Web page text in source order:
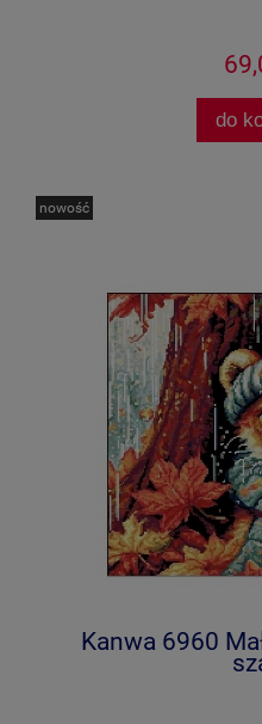
do
Kanwa 6960
nowość